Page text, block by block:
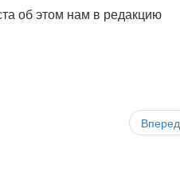
об этом нам в редакцию
Вперед